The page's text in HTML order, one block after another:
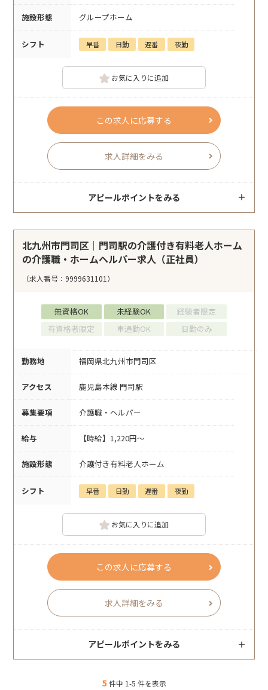
施設形態 グループホーム
シフト 早番 日勤 遅番 夜勤
お気に入りに追加
この求人に応募する
求人詳細をみる
アピールポイントをみる
北九州市門司区｜門司駅の介護付き有料老人ホーム
の介護職・ホームヘルパー求人（正社員）
（求人番号：9999631101）
無資格OK 未経験OK
経験者限定
有資格者限定
車通勤OK 日勤のみ
勤務地 福岡県北九州市門司区
アクセス 鹿児島本線 門司駅
募集要項 介護職・ヘルパー
給与 【時給】1,220円～
施設形態 介護付き有料老人ホーム
シフト 早番 日勤 遅番 夜勤
お気に入りに追加
この求人に応募する
求人詳細をみる
アピールポイントをみる
5件中 1-5 件を表示